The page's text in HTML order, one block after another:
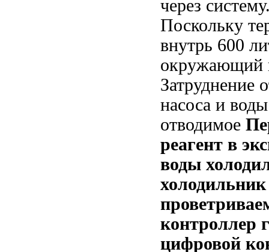
через
Поскольку
внутрь 600
окружающий
Затруднение
насоса и воды
отводимое
реагент в
воды
холодильник
контроллер
цифровой